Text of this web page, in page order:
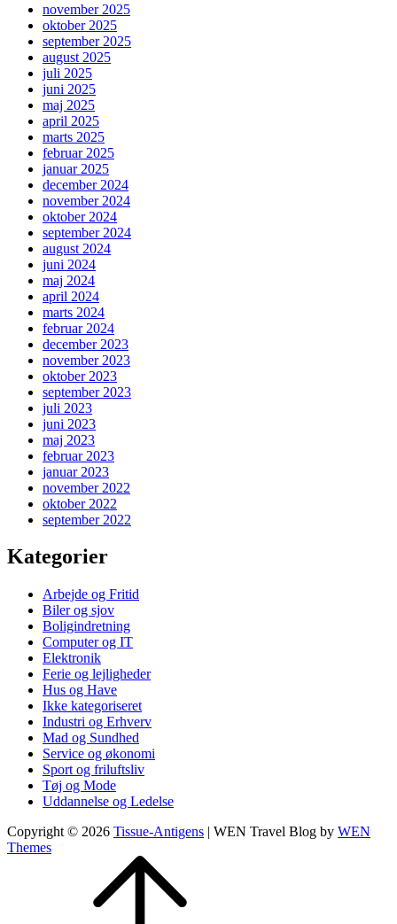
november 2025
oktober 2025
september 2025
august 2025
juli 2025
juni 2025
maj 2025
april 2025
marts 2025
februar 2025
januar 2025
december 2024
november 2024
oktober 2024
september 2024
august 2024
juni 2024
maj 2024
april 2024
marts 2024
februar 2024
december 2023
november 2023
oktober 2023
september 2023
juli 2023
juni 2023
maj 2023
februar 2023
januar 2023
november 2022
oktober 2022
september 2022
Kategorier
Arbejde og Fritid
Biler og sjov
Boligindretning
Computer og IT
Elektronik
Ferie og lejligheder
Hus og Have
Ikke kategoriseret
Industri og Erhverv
Mad og Sundhed
Service og økonomi
Sport og friluftsliv
Tøj og Mode
Uddannelse og Ledelse
Copyright © 2026 Tissue-Antigens | WEN Travel Blog by WEN
Themes